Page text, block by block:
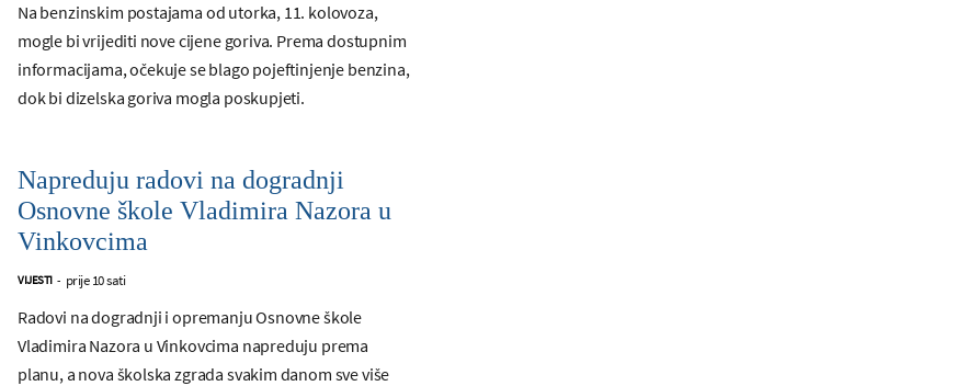
Na benzinskim postajama od utorka, 11. kolovoza,
mogle bi vrijediti nove cijene goriva. Prema dostupnim
informacijama, očekuje se blago pojeftinjenje benzina,
dok bi dizelska goriva mogla poskupjeti.
Napreduju radovi na dogradnji
Osnovne škole Vladimira Nazora u
Vinkovcima
VIJESTI - prije 10 sati
Radovi na dogradnji i opremanju Osnovne škole
Vladimira Nazora u Vinkovcima napreduju prema
planu, a nova školska zgrada svakim danom sve više